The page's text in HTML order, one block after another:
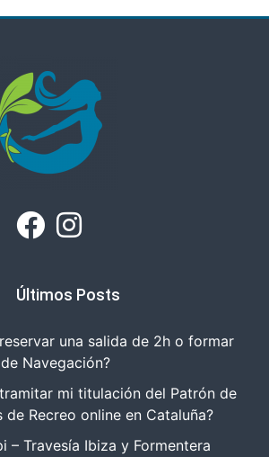
Últimos Posts
una salida de 2h o formar
Navegación?
mi titulación del Patrón de
de Recreo online en Cataluña?
– Travesía Ibiza y Formentera